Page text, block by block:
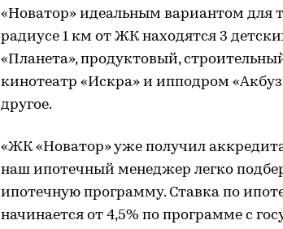
«Новатор» идеальным вариантом для
радиусе 1 км от ЖК находятся 3
«Планета», продуктовый,
кинотеатр «Искра» и ипподром
другое.
«ЖК «Новатор» уже получил
наш ипотечный менеджер легко
ипотечную программу. Ставка по
начинается от 4,5% по программе с